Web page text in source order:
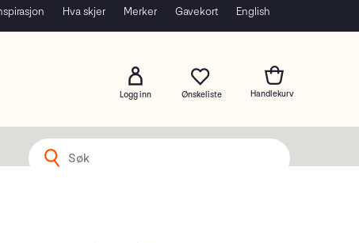
Hva skjer Merker Gavekort English
Logg inn